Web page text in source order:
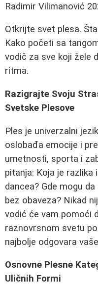
Radimir Vilimanović
Otkrijte svet plesa.
Kako početi sa
vodič za sve koji žele
ritma.
Razigrajte Svoju
Svetske Plesove
Ples je univerzalni
oslobađa emocije i
umetnosti, sporta i
pitanja: Koja je
dancea? Gde mogu
bez obaveza? Nikad
vodić će vam pomoći
raznovrsnom svetu
najbolje odgovara
Osnovne Plesne
Uličnih Formi